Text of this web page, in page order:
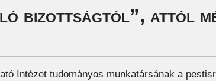
bizottságtól”, attól
Intézet tudományos munkatársának a